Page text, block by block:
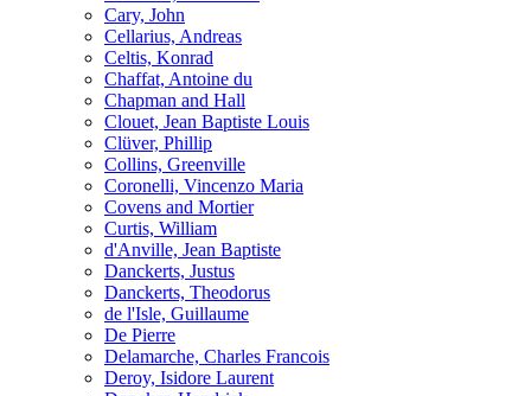
Cary, John
Cellarius, Andreas
Celtis, Konrad
Chaffat, Antoine du
Chapman and Hall
Clouet, Jean Baptiste Louis
Clüver, Phillip
Collins, Greenville
Coronelli, Vincenzo Maria
Covens and Mortier
Curtis, William
d'Anville, Jean Baptiste
Danckerts, Justus
Danckerts, Theodorus
de l'Isle, Guillaume
De Pierre
Delamarche, Charles Francois
Deroy, Isidore Laurent